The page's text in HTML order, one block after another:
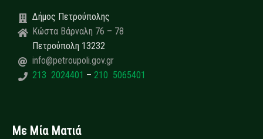
Δήμος Πετρούπολης
Κώστα Βάρναλη 76 – 78
Πετρούπολη 13232
info@petroupoli.gov.gr
213 2024401 – 210 5065401
Με Μία Ματιά